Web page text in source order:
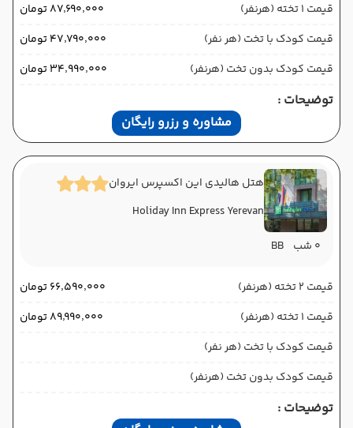
قیمت 1 تخته (هرنفر)
۸۷٬۶۹۰٬۰۰۰ تومان
قیمت کودک با تخت (هر نفر)
۴۷٬۷۹۰٬۰۰۰ تومان
قیمت کودک بدون تخت (هرنفر)
۳۴٬۹۹۰٬۰۰۰ تومان
توضیحات :
مشاوره و رزرو رایگان
هتل هالیدی این اکسپرس ایروان
Holiday Inn Express Yerevan
0 شب
BB
قیمت 2 تخته (هرنفر)
۶۶٬۵۹۰٬۰۰۰ تومان
قیمت 1 تخته (هرنفر)
۸۹٬۹۹۰٬۰۰۰ تومان
قیمت کودک با تخت (هر نفر)
قیمت کودک بدون تخت (هرنفر)
توضیحات :